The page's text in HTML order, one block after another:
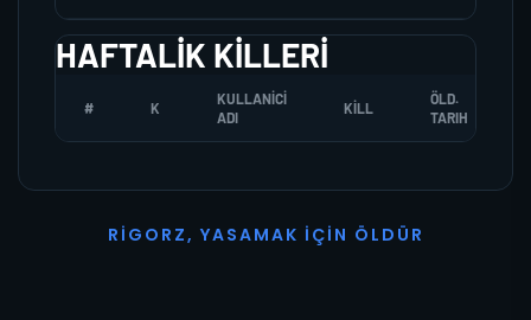
HAFTALIK KILLERI
# K
KULLANICI
ADI
KILL
ÖLD.
TARIH
R I G O R Z, YASAMAK İ ÇI N Ö L D Ü R